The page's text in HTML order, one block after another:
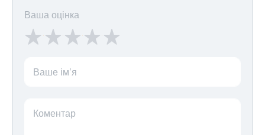
Ваша оцінка
Ваше ім’я
Коментар